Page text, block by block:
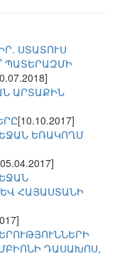
ՍՏԱՏՈՒՍ
ՊԱՏԵՐԱԶՄԻ
ԱՐՏԱՔԻՆ
[10.10.2017]
ԵՌԱԿՈՂՄ
ՀԱՅԱՍՏԱՆԻ
ԴԱՍԱԽՈՍ,